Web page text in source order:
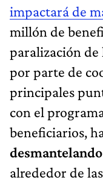
impactará de
millón de
paralización de
por parte de
principales
con el
beneficiarios,
alrededor de